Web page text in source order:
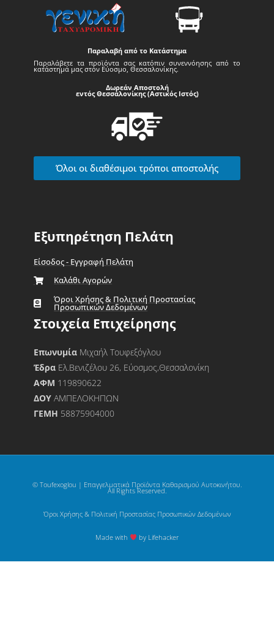
Παραλαβή από το Κατάστημα
Παραλάβετε τα προϊόντα σας κατόπιν συνεννόησης από το
κατάστημά μας στον Εύοσμο, Θεσσαλονίκης.
Δωρεάν Αποστολή
εντός Θεσσαλονίκης (Αστικός Ιστός)
Όλοι οι διαθέσιμοι τρόποι αποστολής
Εξυπηρέτηση Πελάτη
Είσοδος - Εγγραφή Πελάτη
Καλάθι Αγορών
Όροι Χρήσης & Πολιτική Προστασίας
Προσωπικών Δεδομένων
Στοιχεία Επιχείρησης
Επωνυμία Μιχαήλ Τουφεξόγλου
Έδρα Ελ.Βενιζέλου 26, Εύοσμος,Θεσσαλονίκη
ΑΦΜ 119890622
ΔΟΥΑΜΠΕΛΟΚΗΠΩΝ
ΓΕΜΗ 58875904000
© Toufexoglou | Επαγγελματικά Προϊόντα Καθαρισμού Αυτοκινήτου.
All Rights Reserved.
Όροι Χρήσης & Πολιτική Προστασίας Προσωπικών Δεδομένων
Made with by Lifehacker